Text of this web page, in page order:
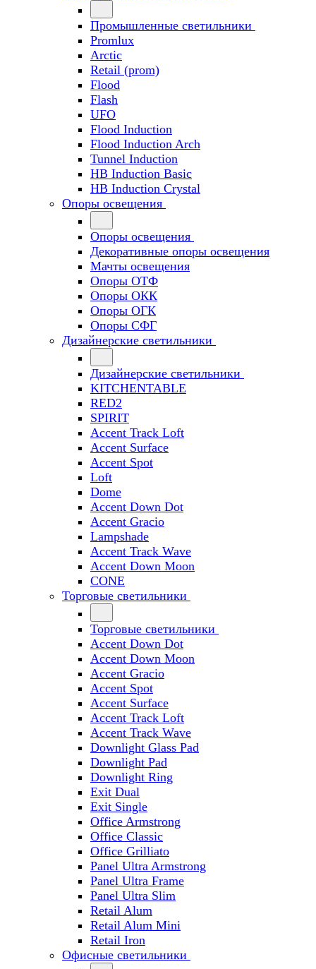
Промышленные светильники
Promlux
Arctic
Retail (prom)
Flood
Flash
UFO
Flood Induction
Flood Induction Arch
Tunnel Induction
HB Induction Basic
HB Induction Crystal
Опоры освещения
Опоры освещения
Декоративные опоры освещения
Мачты освещения
Опоры ОТФ
Опоры ОКК
Опоры ОГК
Опоры СФГ
Дизайнерские светильники
Дизайнерские светильники
KITCHENTABLE
RED2
SPIRIT
Accent Track Loft
Accent Surface
Accent Spot
Loft
Dome
Accent Down Dot
Accent Gracio
Lampshade
Accent Track Wave
Accent Down Moon
CONE
Торговые светильники
Торговые светильники
Accent Down Dot
Accent Down Moon
Accent Gracio
Accent Spot
Accent Surface
Accent Track Loft
Accent Track Wave
Downlight Glass Pad
Downlight Pad
Downlight Ring
Exit Dual
Exit Single
Office Armstrong
Office Classic
Office Grilliato
Panel Ultra Armstrong
Panel Ultra Frame
Panel Ultra Slim
Retail Alum
Retail Alum Mini
Retail Iron
Офисные светильники